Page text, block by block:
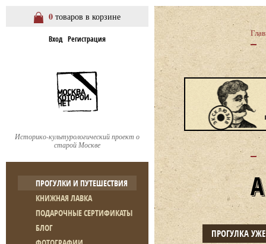
0 товаров в корзине
Вход Регистрация
Историко-культурологический проект о
старой Москве
ПРОГУЛКИ И ПУТЕШЕСТВИЯ
КНИЖНАЯ ЛАВКА
ПОДАРОЧНЫЕ СЕРТИФИКАТЫ
БЛОГ
ПРОГУЛКА